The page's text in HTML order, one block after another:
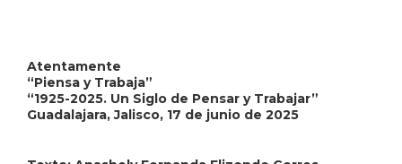
Atentamente
“Piensa y Trabaja”
“1925-2025. Un Siglo de Pensar y Trabajar”
Guadalajara, Jalisco, 17 de junio de 2025